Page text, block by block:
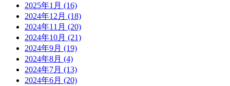
2025年1月 (16)
2024年12月 (18)
2024年11月 (20)
2024年10月 (21)
2024年9月 (19)
2024年8月 (4)
2024年7月 (13)
2024年6月 (20)